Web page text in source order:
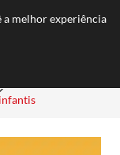
CONTATO
a melhor experiência